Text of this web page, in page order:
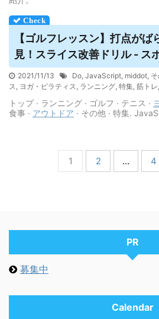
【ゴルフレッスン】打点が
見！スライス改善ドリル - ス
2021/11/13 Do, JavaScript, middot,
ス, ヨガ・ピラティス, ランニング, 特集, 筋トレ,
トップ · ランニング · ゴルフ · テニス ·
食事 · アウトドア · その他 · 特集.
1 2 … 4
PR
募集中
Calendar